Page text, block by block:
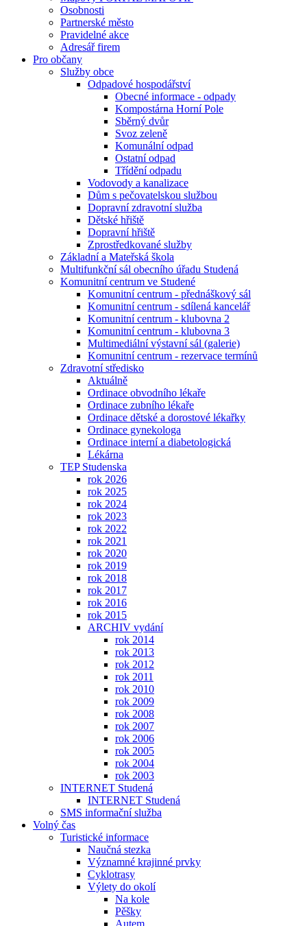
Osobnosti
Partnerské město
Pravidelné akce
Adresář firem
Pro občany
Služby obce
Odpadové hospodářství
Obecné informace - odpady
Kompostárna Horní Pole
Sběrný dvůr
Svoz zeleně
Komunální odpad
Ostatní odpad
Třídění odpadu
Vodovody a kanalizace
Dům s pečovatelskou službou
Dopravní zdravotní služba
Dětské hřiště
Dopravní hřiště
Zprostředkované služby
Základní a Mateřská škola
Multifunkční sál obecního úřadu Studená
Komunitní centrum ve Studené
Komunitní centrum - přednáškový sál
Komunitní centrum - sdílená kancelář
Komunitní centrum - klubovna 2
Komunitní centrum - klubovna 3
Multimediální výstavní sál (galerie)
Komunitní centrum - rezervace termínů
Zdravotní středisko
Aktuálně
Ordinace obvodního lékaře
Ordinace zubního lékaře
Ordinace dětské a dorostové lékařky
Ordinace gynekologa
Ordinace interní a diabetologická
Lékárna
TEP Studenska
rok 2026
rok 2025
rok 2024
rok 2023
rok 2022
rok 2021
rok 2020
rok 2019
rok 2018
rok 2017
rok 2016
rok 2015
ARCHIV vydání
rok 2014
rok 2013
rok 2012
rok 2011
rok 2010
rok 2009
rok 2008
rok 2007
rok 2006
rok 2005
rok 2004
rok 2003
INTERNET Studená
INTERNET Studená
SMS informační služba
Volný čas
Turistické informace
Naučná stezka
Významné krajinné prvky
Cyklotrasy
Výlety do okolí
Na kole
Pěšky
Autem